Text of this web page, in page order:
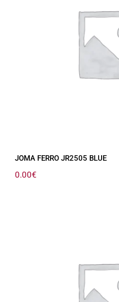
JOMA FERRO
JOMA FERRO JR2505 BLUE
0.00€
JOMA FERRO